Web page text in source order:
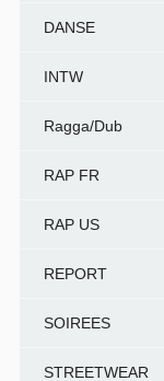
DANSE
INTW
Ragga/Dub
RAP FR
RAP US
REPORT
SOIREES
STREETWEAR